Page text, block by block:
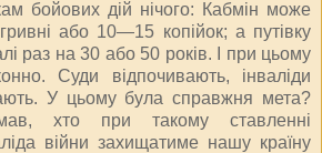
бойових дій нічого: Кабмін може
гривні або 10—15 копійок; а путівку
раз на 30 або 50 років. І при цьому
Суди відпочивають, інваліди
У цьому була справжня мета?
хто при такому ставленні
війни захищатиме нашу країну